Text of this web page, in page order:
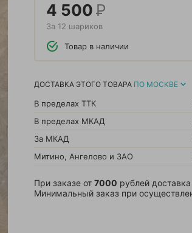
4 500Р
За 12 шариков
Товар в наличии
ДОСТАВКА ЭТОГО ТОВАРА ПО МОСКВЕ
В пределах ТТК
В пределах МКАД
За МКАД
Митино, Ангелово и ЗАО
При заказе от 7000 рублей
Минимальный заказ при